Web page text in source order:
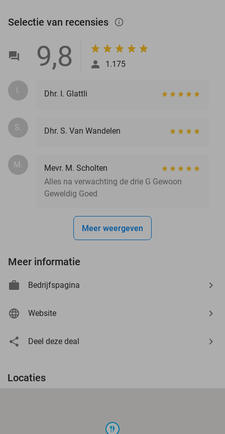
Selectie van recensies info_outlined
9,8 1.175
I. Dhr. I. Glattli
S. Dhr. S. Van Wandelen
M.
Mevr. M. Scholten
Alles na verwachting de drie G Gewoon
Geweldig Goed
Meer weergeven
Meer informatie
Bedrijfspagina
Website
Deel deze deal
Locaties
food